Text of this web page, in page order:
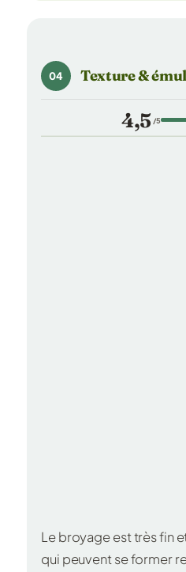
04 Texture &
4,5 /5
Le broyage est très fin
qui peuvent se former